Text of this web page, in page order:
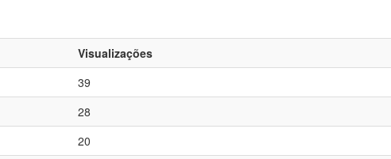
Visualizações
39
28
20